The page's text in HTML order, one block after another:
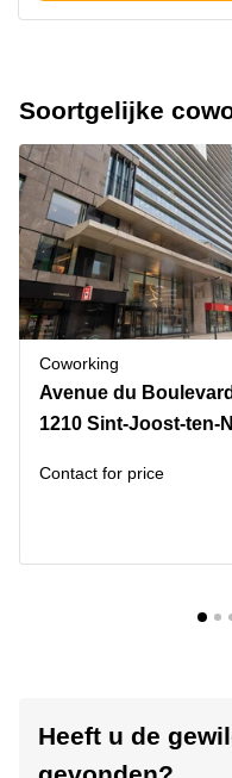
Soortgelijke
Coworking
1210 Sint-Joost-ten-
Contact for price
Heeft u de